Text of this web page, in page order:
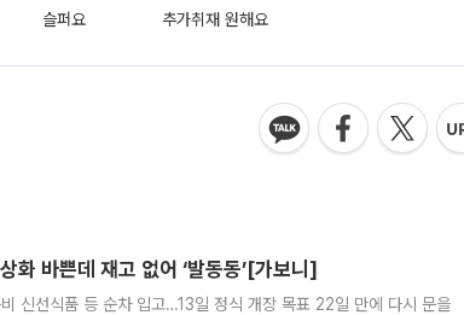
슬퍼요 추가취재 원해요
바쁜데 재고 없어 ‘발동동’[가보니]
신선식품 등 순차 입고…13일 정식 개장 목표 22일 만에 다시 문을